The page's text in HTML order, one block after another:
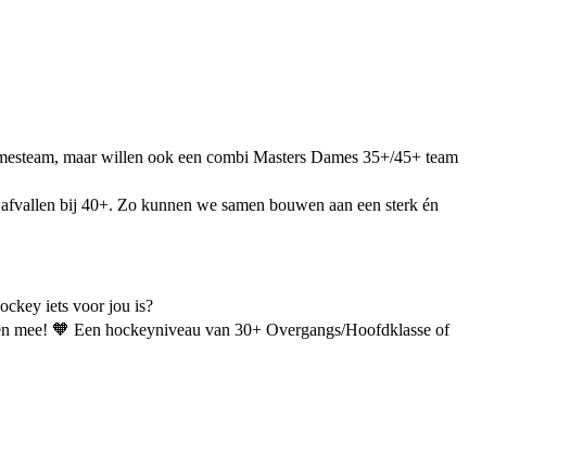
maar willen ook een combi Masters Dames 35+/45+ team
bij 40+. Zo kunnen we samen bouwen aan een sterk én
iets voor jou is?
mee! 🧡 Een hockeyniveau van 30+ Overgangs/Hoofdklasse of